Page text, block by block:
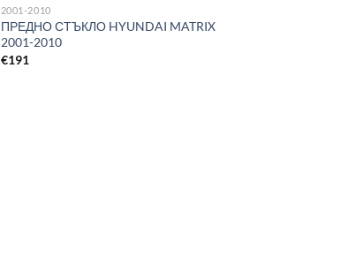
2001-2010
ПРЕДНО СТЪКЛО HYUNDAI MATRIX
2001-2010
€191